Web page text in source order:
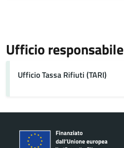
Ufficio responsabile
Ufficio Tassa Rifiuti (TARI)